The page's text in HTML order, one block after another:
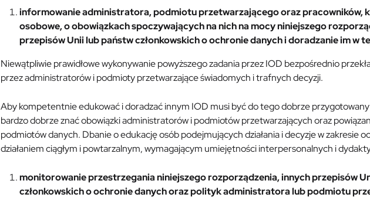
informowanie administratora, podmiotu przetwarzającego oraz pracowników,
osobowe, o obowiązkach spoczywających na nich na mocy niniejszego
przepisów Unii lub państw członkowskich o ochronie danych i doradzanie im w
Niewątpliwie prawidłowe wykonywanie powyższego zadania przez IOD bezpośrednio
przez administratorów i podmioty przetwarzające świadomych i trafnych decyzji.
Aby kompetentnie edukować i doradzać innym IOD musi być do tego dobrze
bardzo dobrze znać obowiązki administratorów i podmiotów przetwarzających oraz
podmiotów danych. Dbanie o edukację osób podejmujących działania i decyzje w zakresie
działaniem ciągłym i powtarzalnym, wymagającym umiejętności interpersonalnych i
monitorowanie przestrzegania niniejszego rozporządzenia, innych przepisów
członkowskich o ochronie danych oraz polityk administratora lub podmiotu